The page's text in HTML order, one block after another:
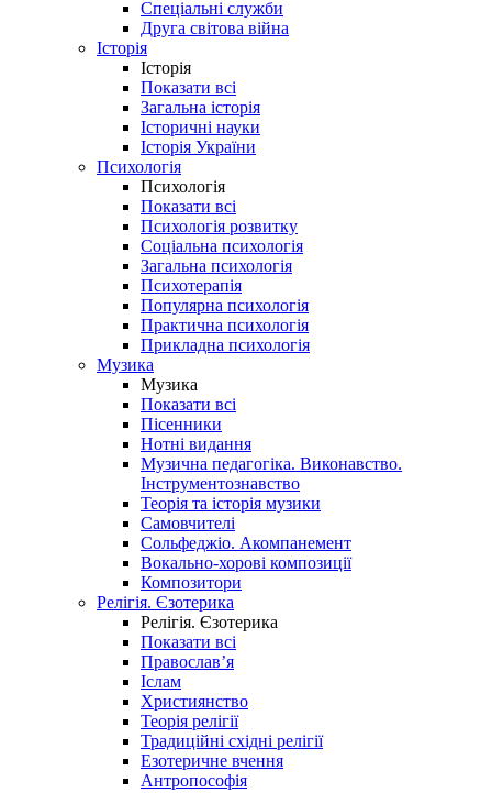
Спеціальні служби
Друга світова війна
Історія
Історія
Показати всі
Загальна історія
Історичні науки
Історія України
Психологія
Психологія
Показати всі
Психологія розвитку
Соціальна психологія
Загальна психологія
Психотерапія
Популярна психологія
Практична психологія
Прикладна психологія
Музика
Музика
Показати всі
Пісенники
Нотні видання
Музична педагогіка. Виконавство.
Інструментознавство
Теорія та історія музики
Самовчителі
Сольфеджіо. Акомпанемент
Вокально-хорові композиції
Композитори
Релігія. Єзотерика
Релігія. Єзотерика
Показати всі
Православ’я
Іслам
Християнство
Теорія релігії
Традиційні східні релігії
Езотеричне вчення
Антропософія